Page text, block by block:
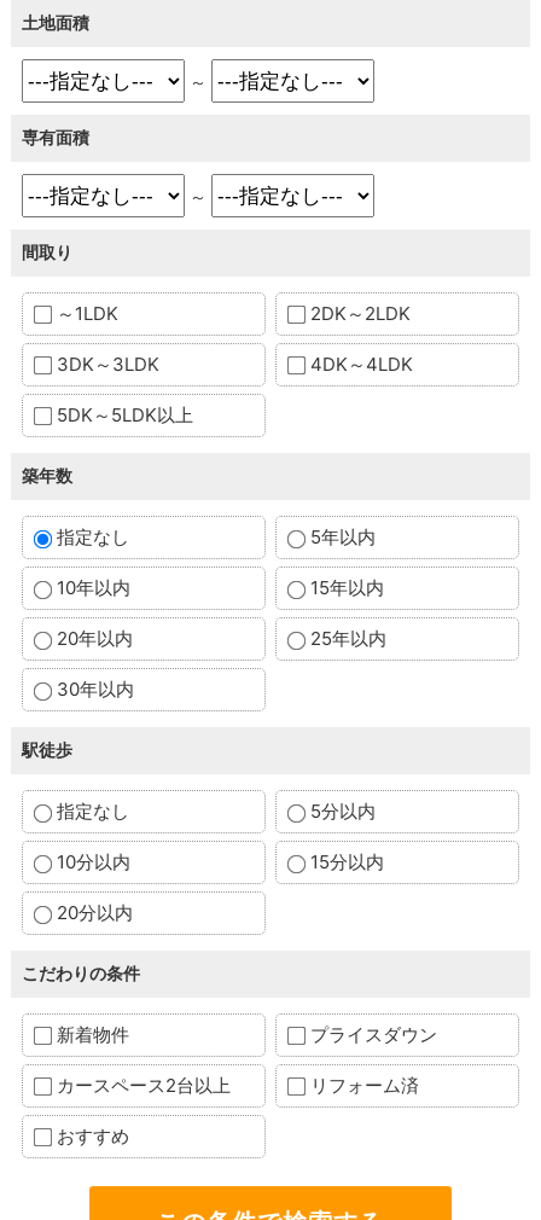
土地面積
～
専有面積
～
間取り
～1LDK 2DK～2LDK
3DK～3LDK 4DK～4LDK
5DK～5LDK以上
築年数
指定なし 5年以内
10年以内 15年以内
20年以内 25年以内
30年以内
駅徒歩
指定なし 5分以内
10分以内 15分以内
20分以内
こだわりの条件
新着物件 プライスダウン
カースペース2台以上 リフォーム済
おすすめ